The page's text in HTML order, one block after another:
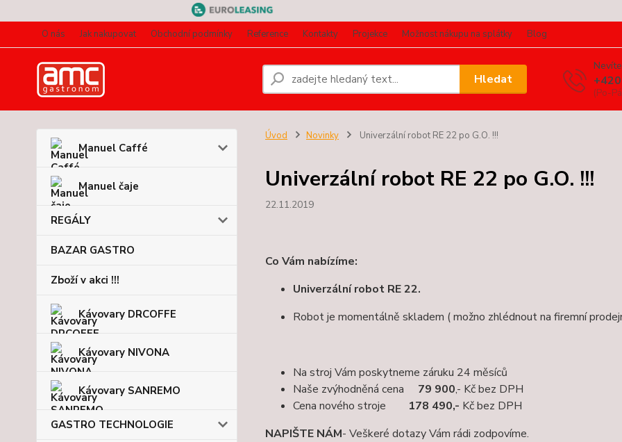
O nás Jak nakupovat Obchodní podmínky Reference Kontakty Projekce Možnost nákupu na splátky Blog
Hledat
(Po-
Manuel Caffé
Manuel čaje
REGÁLY
BAZAR GASTRO
Zboží v akci !!!
Kávovary DRCOFFE
Kávovary NIVONA
Kávovary SANREMO
GASTRO TECHNOLOGIE
Úvod Novinky Univerzální robot RE 22 po G.O. !!!
Univerzální robot RE 22 po G.O. !!!
22.11.2019
Co Vám nabízíme:
Univerzální robot RE 22.
Robot je momentálně skladem ( možno zhlédnout na firemní
Na stroj Vám poskytneme záruku 24 měsíců
Naše zvýhodněná cena 79 900,- Kč bez DPH
Cena nového stroje 178 490,- Kč bez DPH
NAPIŠTE NÁM- Veškeré dotazy Vám rádi zodpovíme.